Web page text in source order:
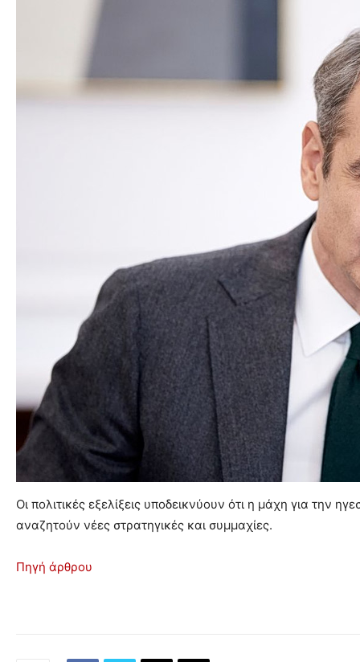
Οι πολιτικές εξελίξεις υποδεικνύουν ότι η μάχη για την
αναζητούν νέες στρατηγικές και συμμαχίες.
Πηγή άρθρου